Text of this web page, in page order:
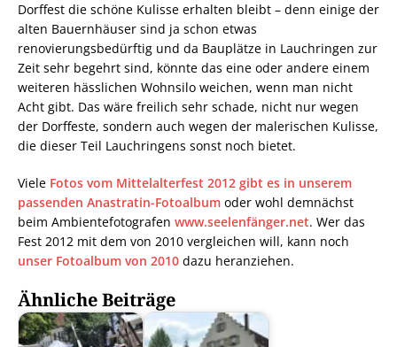
Dorffest die schöne Kulisse erhalten bleibt – denn einige der
alten Bauernhäuser sind ja schon etwas
renovierungsbedürftig und da Bauplätze in Lauchringen zur
Zeit sehr begehrt sind, könnte das eine oder andere einem
weiteren hässlichen Wohnsilo weichen, wenn man nicht
Acht gibt. Das wäre freilich sehr schade, nicht nur wegen
der Dorffeste, sondern auch wegen der malerischen Kulisse,
die dieser Teil Lauchringens sonst noch bietet.
Viele Fotos vom Mittelalterfest 2012 gibt es in unserem
passenden Anastratin-Fotoalbum oder wohl demnächst
beim Ambientefotografen www.seelenfänger.net. Wer das
Fest 2012 mit dem von 2010 vergleichen will, kann noch
unser Fotoalbum von 2010 dazu heranziehen.
Ähnliche Beiträge